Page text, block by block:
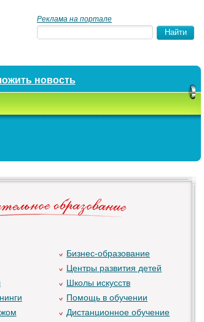
Реклама на портале
новость
Бизнес-образование
Центры развития детей
Школы искусств
Помощь в обучении
Дистанционное обучение